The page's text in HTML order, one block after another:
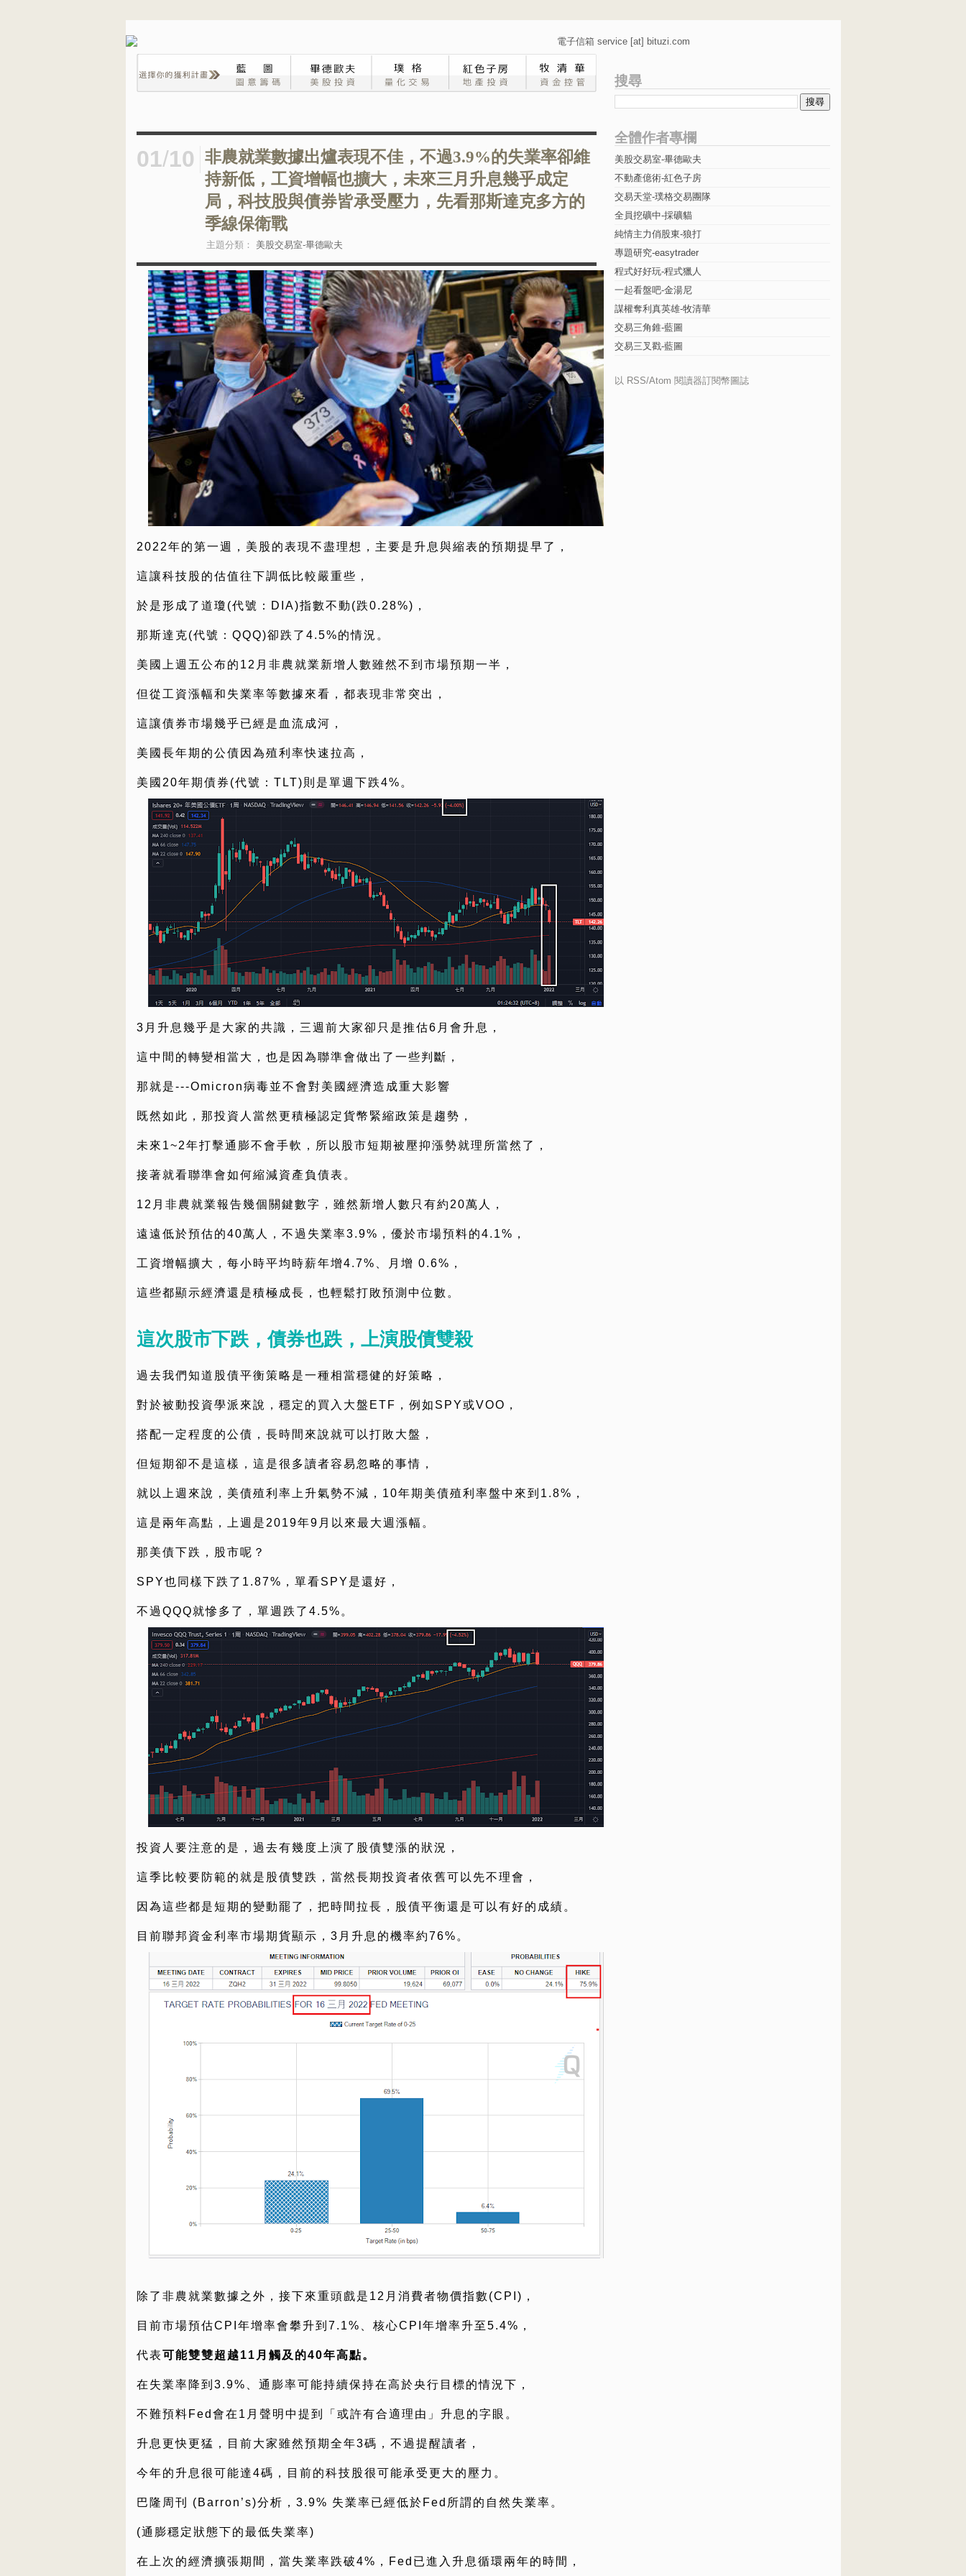
電子信箱 service [at] bituzi.com
01/10
非農就業數據出爐表現不佳，不過3.9%的失業率卻維
持新低，工資增幅也擴大，未來三月升息幾乎成定
局，科技股與債券皆承受壓力，先看那斯達克多方的
季線保衛戰
主題分類： 美股交易室-畢德歐夫
2022年的第一週，美股的表現不盡理想，主要是升息與縮表的預期提早了，
這讓科技股的估值往下調低比較嚴重些，
於是形成了道瓊(代號：DIA)指數不動(跌0.28%)，
那斯達克(代號：QQQ)卻跌了4.5%的情況。
美國上週五公布的12月非農就業新增人數雖然不到市場預期一半，
但從工資漲幅和失業率等數據來看，都表現非常突出，
這讓債券市場幾乎已經是血流成河，
美國長年期的公債因為殖利率快速拉高，
美國20年期債券(代號：TLT)則是單週下跌4%。
3月升息幾乎是大家的共識，三週前大家卻只是推估6月會升息，
這中間的轉變相當大，也是因為聯準會做出了一些判斷，
那就是---Omicron病毒並不會對美國經濟造成重大影響
既然如此，那投資人當然更積極認定貨幣緊縮政策是趨勢，
未來1~2年打擊通膨不會手軟，所以股市短期被壓抑漲勢就理所當然了，
接著就看聯準會如何縮減資產負債表。
12月非農就業報告幾個關鍵數字，雖然新增人數只有約20萬人，
遠遠低於預估的40萬人，不過失業率3.9%，優於市場預料的4.1%，
工資增幅擴大，每小時平均時薪年增4.7%、月增 0.6%，
這些都顯示經濟還是積極成長，也輕鬆打敗預測中位數。
這次股市下跌，債券也跌，上演股債雙殺
過去我們知道股債平衡策略是一種相當穩健的好策略，
對於被動投資學派來說，穩定的買入大盤ETF，例如SPY或VOO，
搭配一定程度的公債，長時間來說就可以打敗大盤，
但短期卻不是這樣，這是很多讀者容易忽略的事情，
就以上週來說，美債殖利率上升氣勢不減，10年期美債殖利率盤中來到1.8%，
這是兩年高點，上週是2019年9月以來最大週漲幅。
那美債下跌，股市呢？
SPY也同樣下跌了1.87%，單看SPY是還好，
不過QQQ就慘多了，單週跌了4.5%。
投資人要注意的是，過去有幾度上演了股債雙漲的狀況，
這季比較要防範的就是股債雙跌，當然長期投資者依舊可以先不理會，
因為這些都是短期的變動罷了，把時間拉長，股債平衡還是可以有好的成績。
目前聯邦資金利率市場期貨顯示，3月升息的機率約76%。
除了非農就業數據之外，接下來重頭戲是12月消費者物價指數(CPI)，
目前市場預估CPI年增率會攀升到7.1%、核心CPI年增率升至5.4%，
代表可能雙雙超越11月觸及的40年高點。
在失業率降到3.9%、通膨率可能持續保持在高於央行目標的情況下，
不難預料Fed會在1月聲明中提到「或許有合適理由」升息的字眼。
升息更快更猛，目前大家雖然預期全年3碼，不過提醒讀者，
今年的升息很可能達4碼，目前的科技股很可能承受更大的壓力。
巴隆周刊 (Barron’s)分析，3.9% 失業率已經低於Fed所謂的自然失業率。
(通膨穩定狀態下的最低失業率)
在上次的經濟擴張期間，當失業率跌破4%，Fed已進入升息循環兩年的時間，
搜尋
全體作者專欄
美股交易室-畢德歐夫
不動產億術-紅色子房
交易天堂-璞格交易團隊
全員挖礦中-採礦貓
純情主力俏股東-狼打
專題研究-easytrader
程式好好玩-程式獵人
一起看盤吧-金湯尼
謀權奪利真英雄-牧清華
交易三角錐-藍圖
交易三叉戳-藍圖
以 RSS/Atom 閱讀器訂閱幣圖誌